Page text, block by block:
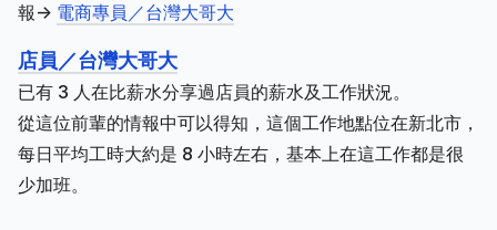
報-> 電商專員／台灣大哥大
店員／台灣大哥大
已有 3 人在比薪水分享過店員的薪水及工作狀況。
從這位前輩的情報中可以得知，這個工作地點位在新北市，
每日平均工時大約是 8 小時左右，基本上在這工作都是很
少加班。